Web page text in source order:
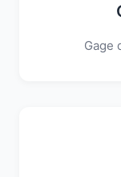
Gage